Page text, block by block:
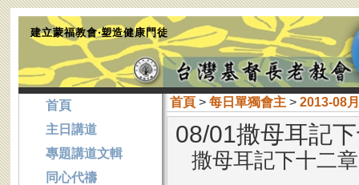
建立蒙福教會‧塑造健康門徒
首頁> 每日單獨會主> 2013-08月
08/01撒母耳記
撒母耳記下十二
首頁
主日講道
專題講道文輯
同心代禱